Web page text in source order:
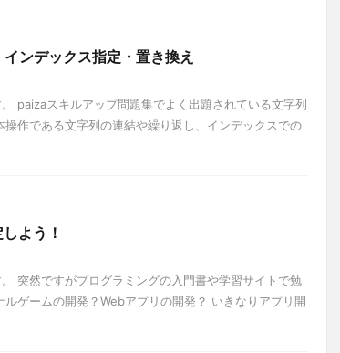
ンデックス指定・置き換え
paizaスキルアップ問題集でよく出題されている文字列
作である文字列の連結や繰り返し、インデックスでの
よう！
突然ですがプログラミングの入門書や学習サイトで勉
ゲームの開発？Webアプリの開発？ いきなりアプリ開